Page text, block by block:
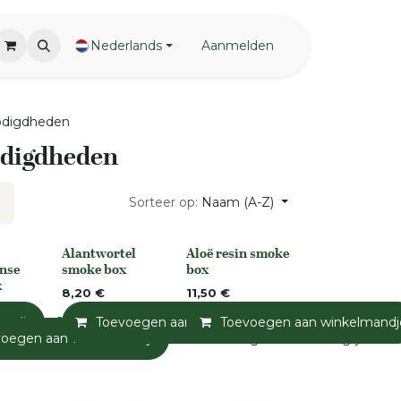
Nederlands Aanmelden
Sorteer op: Naam (A-Z)
Toevoegen aan verlanglijst
aan winkelmandje
None
Alantwortel
smoke box
8,20 €
Toevoegen aan winkelmandje
None
Aloë resin smoke
box
11,50 €
Toevoegen aan